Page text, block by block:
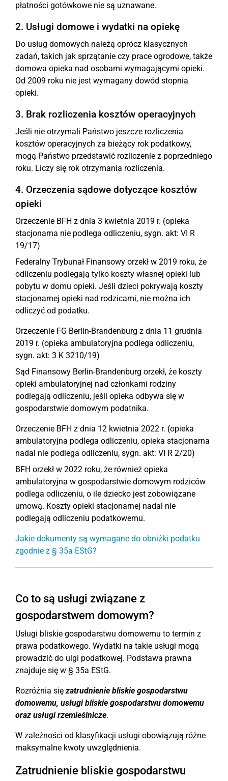
płatności gotówkowe nie są uznawane.
2. Usługi domowe i wydatki na opiekę
Do usług domowych należą oprócz klasycznych
zadań, takich jak sprzątanie czy prace ogrodowe, także
domowa opieka nad osobami wymagającymi opieki.
Od 2009 roku nie jest wymagany dowód stopnia
opieki.
3. Brak rozliczenia kosztów operacyjnych
Jeśli nie otrzymali Państwo jeszcze rozliczenia
kosztów operacyjnych za bieżący rok podatkowy,
mogą Państwo przedstawić rozliczenie z poprzedniego
roku. Liczy się rok otrzymania rozliczenia.
4. Orzeczenia sądowe dotyczące kosztów
opieki
Orzeczenie BFH z dnia 3 kwietnia 2019 r. (opieka
stacjonarna nie podlega odliczeniu, sygn. akt: VI R
19/17)
Federalny Trybunał Finansowy orzekł w 2019 roku, że
odliczeniu podlegają tylko koszty własnej opieki lub
pobytu w domu opieki. Jeśli dzieci pokrywają koszty
stacjonarnej opieki nad rodzicami, nie można ich
odliczyć od podatku.
Orzeczenie FG Berlin-Brandenburg z dnia 11 grudnia
2019 r. (opieka ambulatoryjna podlega odliczeniu,
sygn. akt: 3 K 3210/19)
Sąd Finansowy Berlin-Brandenburg orzekł, że koszty
opieki ambulatoryjnej nad członkami rodziny
podlegają odliczeniu, jeśli opieka odbywa się w
gospodarstwie domowym podatnika.
Orzeczenie BFH z dnia 12 kwietnia 2022 r. (opieka
ambulatoryjna podlega odliczeniu, opieka stacjonarna
nadal nie podlega odliczeniu, sygn. akt: VI R 2/20)
BFH orzekł w 2022 roku, że również opieka
ambulatoryjna w gospodarstwie domowym rodziców
podlega odliczeniu, o ile dziecko jest zobowiązane
umową. Koszty opieki stacjonarnej nadal nie
podlegają odliczeniu podatkowemu.
Jakie dokumenty są wymagane do obniżki podatku
zgodnie z § 35a EStG?
Co to są usługi związane z
gospodarstwem domowym?
Usługi bliskie gospodarstwu domowemu to termin z
prawa podatkowego. Wydatki na takie usługi mogą
prowadzić do ulgi podatkowej. Podstawa prawna
znajduje się w § 35a EStG.
Rozróżnia sięzatrudnienie bliskie gospodarstwu
domowemu, usługi bliskie gospodarstwu domowemu
oraz usługi rzemieślnicze.
W zależności od klasyfikacji usługi obowiązują różne
maksymalne kwoty uwzględnienia.
Zatrudnienie bliskie gospodarstwu